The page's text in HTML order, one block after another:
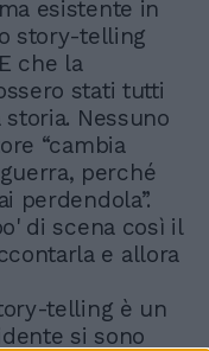
esistente in
story-telling
che la
stati tutti
Nessuno
“cambia
perché
perdendola”.
di scena così il
e allora
telling è un
si sono